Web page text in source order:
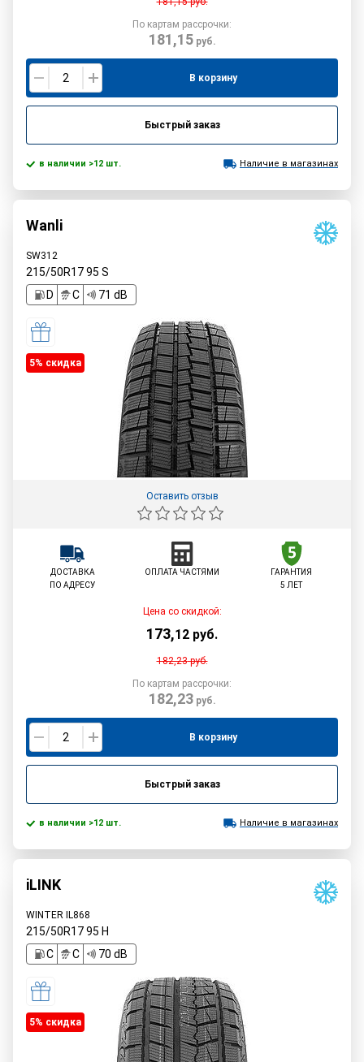
По картам рассрочки:
181,15руб.
В корзину
Быстрый заказ
в наличии >12 шт. Наличие в магазинах
Wanli
SW312
215/50R1795 S
D
C 71 dB
5% cкидка
Оставить отзыв
ДОСТАВКА
ПО АДРЕСУ
ОПЛАТА ЧАСТЯМИ
ГАРАНТИЯ
5 ЛЕТ
Цена со скидкой:
173,12 руб.
182,23руб.
По картам рассрочки:
182,23руб.
В корзину
Быстрый заказ
в наличии >12 шт. Наличие в магазинах
iLINK
WINTER IL868
215/50R1795 H
C
C 70 dB
5% cкидка